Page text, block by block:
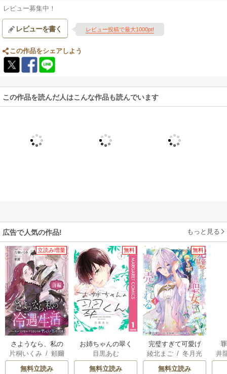
レビュー募集中！
レビューを書く レビュー投稿で最大1000pt!
この作品をシェアしよう
この作品を読んだ人はこんな作品も読んでいます
広告で人気の作品! もっと見る
立読み増量
さようなら、私の
冷遇生活 ～パーテ
ィーで声をかけて
片桐いくみ /頼爾
無料立読み
無料
お姉ちゃんの翠く
ん
目黒あむ
無料立読み
無料
完璧すぎて可愛げ
がないと婚約破棄
された聖女は隣国
綾北まご /冬月光
輝/ 昌未
無料立読み
井